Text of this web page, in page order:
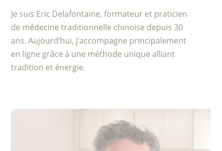
Je suis Eric Delafontaine, formateur et praticien
de médecine traditionnelle chinoise depuis 30
ans. Aujourd’hui, j’accompagne principalement
en ligne grâce à une méthode unique alliant
tradition et énergie.